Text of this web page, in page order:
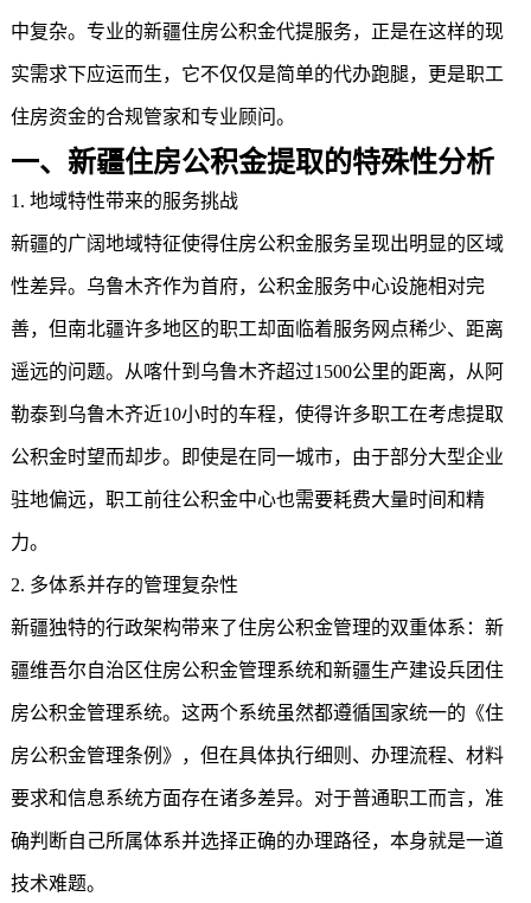
中复杂。专业的新疆住房公积金代提服务，正是在这样的现
实需求下应运而生，它不仅仅是简单的代办跑腿，更是职工
住房资金的合规管家和专业顾问。
一、 新疆住房公积金提取的特殊性分析
1. 地域特性带来的服务挑战
新疆的广阔地域特征使得住房公积金服务呈现出明显的区域
性差异。乌鲁木齐作为首府，公积金服务中心设施相对完
善，但南北疆许多地区的职工却面临着服务网点稀少、距离
遥远的问题。从喀什到乌鲁木齐超过1500公里的距离，从阿
勒泰到乌鲁木齐近10小时的车程，使得许多职工在考虑提取
公积金时望而却步。即使是在同一城市，由于部分大型企业
驻地偏远，职工前往公积金中心也需要耗费大量时间和精
力。
2. 多体系并存的管理复杂性
新疆独特的行政架构带来了住房公积金管理的双重体系：新
疆维吾尔自治区住房公积金管理系统和新疆生产建设兵团住
房公积金管理系统。这两个系统虽然都遵循国家统一的《住
房公积金管理条例》，但在具体执行细则、办理流程、材料
要求和信息系统方面存在诸多差异。对于普通职工而言，准
确判断自己所属体系并选择正确的办理路径，本身就是一道
技术难题。